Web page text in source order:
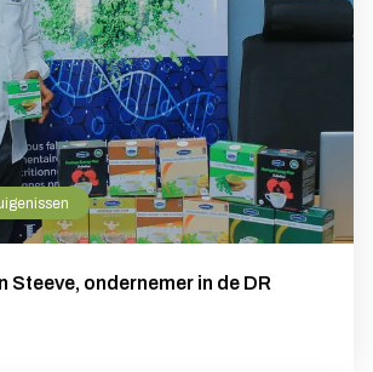
Steeve, ondernemer in de DR